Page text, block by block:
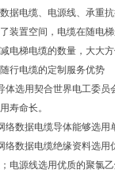
据电缆、电源线、承重
装置空间，电缆在随电
电梯电缆的数量，大大
行电缆的定制服务优势
体选用契合世界电工委
寿命长。
络数据电缆导体能够选用
络数据电缆绝缘资料选用
电源线选用优质的聚氯